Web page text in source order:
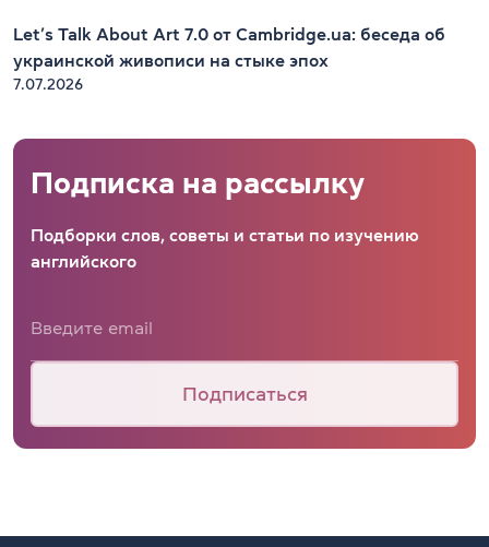
Let’s Talk About Art 7.0 от Cambridge.ua: беседа об
украинской живописи на стыке эпох
7.07.2026
Подписка на рассылку
Подборки слов, советы и статьи по изучению
английского
Подписаться